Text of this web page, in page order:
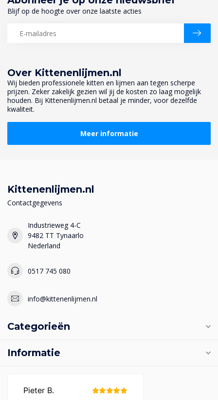
Over Kittenenlijmen.nl
Wij bieden professionele kitten en lijmen aan tegen scherpe
prijzen. Zeker zakelijk gezien wil jij de kosten zo laag mogelijk
houden. Bij Kittenenlijmen.nl betaal je minder, voor dezelfde
kwaliteit.
Meer informatie
Blijf op de hoogte over onze laatste acties
Kittenenlijmen.nl
Contactgegevens
Industrieweg 4-C
9482 TT Tynaarlo
Nederland
0517 745 080
info@kittenenlijmen.nl
Categorieën
Informatie